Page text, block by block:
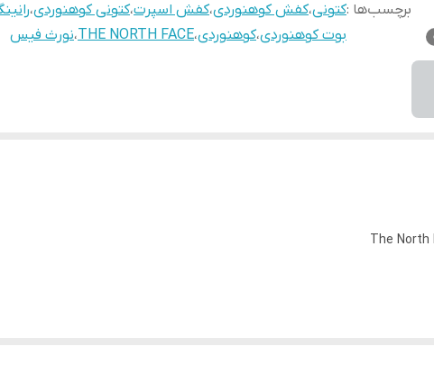
برچسب‌ها :کتونی،کفش کوهنوردی،کفش اسپرت،کتونی کوهنوردی،
بوت کوهنوردی،کوهنوردی،THE NORTH FACE،نورث فیس
The North